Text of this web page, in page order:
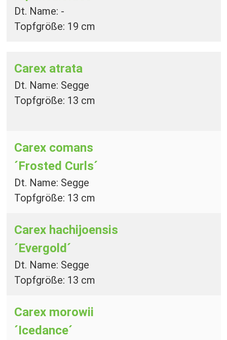
Dt. Name: -
Topfgröße: 19 cm
Carex atrata
Dt. Name: Segge
Topfgröße: 13 cm
Carex comans
´Frosted Curls´
Dt. Name: Segge
Topfgröße: 13 cm
Carex hachijoensis
´Evergold´
Dt. Name: Segge
Topfgröße: 13 cm
Carex morowii
´Icedance´